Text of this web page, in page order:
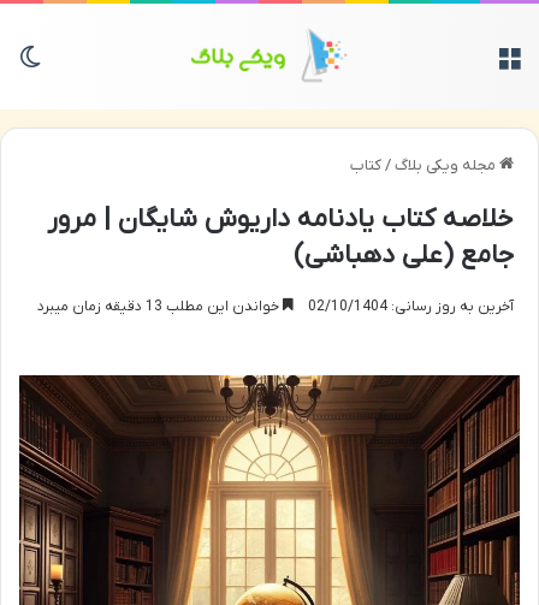
مجله ویکی بلاگ/کتاب
خلاصه کتاب یادنامه داریوش شایگان | مرور
جامع (علی دهباشی)
آخرین به روز رسانی: 02/10/1404 خواندن این مطلب 13 دقیقه زمان میبرد